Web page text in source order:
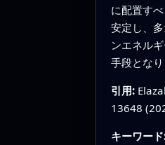
に配置す
安定し、
ンエネル
手段となり
引用:
13648
キーワー